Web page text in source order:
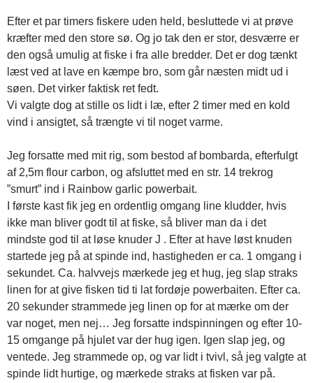
Efter et par timers fiskere uden held, besluttede vi at prøve
kræfter med den store sø. Og jo tak den er stor, desværre er
den også umulig at fiske i fra alle bredder. Det er dog tænkt
læst ved at lave en kæmpe bro, som går næsten midt ud i
søen. Det virker faktisk ret fedt.
Vi valgte dog at stille os lidt i læ, efter 2 timer med en kold
vind i ansigtet, så trængte vi til noget varme.
Jeg forsatte med mit rig, som bestod af bombarda, efterfulgt
af 2,5m flour carbon, og afsluttet med en str. 14 trekrog
”smurt” ind i Rainbow garlic powerbait.
I første kast fik jeg en ordentlig omgang line kludder, hvis
ikke man bliver godt til at fiske, så bliver man da i det
mindste god til at løse knuder J . Efter at have løst knuden
startede jeg på at spinde ind, hastigheden er ca. 1 omgang i
sekundet. Ca. halvvejs mærkede jeg et hug, jeg slap straks
linen for at give fisken tid ti lat fordøje powerbaiten. Efter ca.
20 sekunder strammede jeg linen op for at mærke om der
var noget, men nej… Jeg forsatte indspinningen og efter 10-
15 omgange på hjulet var der hug igen. Igen slap jeg, og
ventede. Jeg strammede op, og var lidt i tvivl, så jeg valgte at
spinde lidt hurtige, og mærkede straks at fisken var på.